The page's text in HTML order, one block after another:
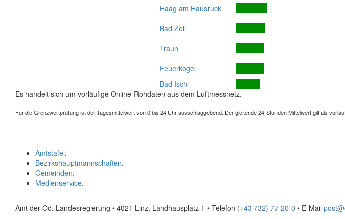
Haag am Hausruck
Bad Zell
Traun
Feuerkogel
Bad Ischl
Es handelt sich um vorläufige Online-Rohdaten aus dem Luftmessnetz.
Für die Grenzwertprüfung ist der Tagesmittelwert von 0 bis 24 Uhr ausschlaggebend. Der gleitende 24-Stunden Mittelwert gilt als
Amtstafel.
Bezirkshauptmannschaften.
Gemeinden.
Medienservice.
Amt der Oö. Landesregierung • 4021 Linz, Landhausplatz 1 • Telefon (+43 732) 77 20-0 • E-Mail